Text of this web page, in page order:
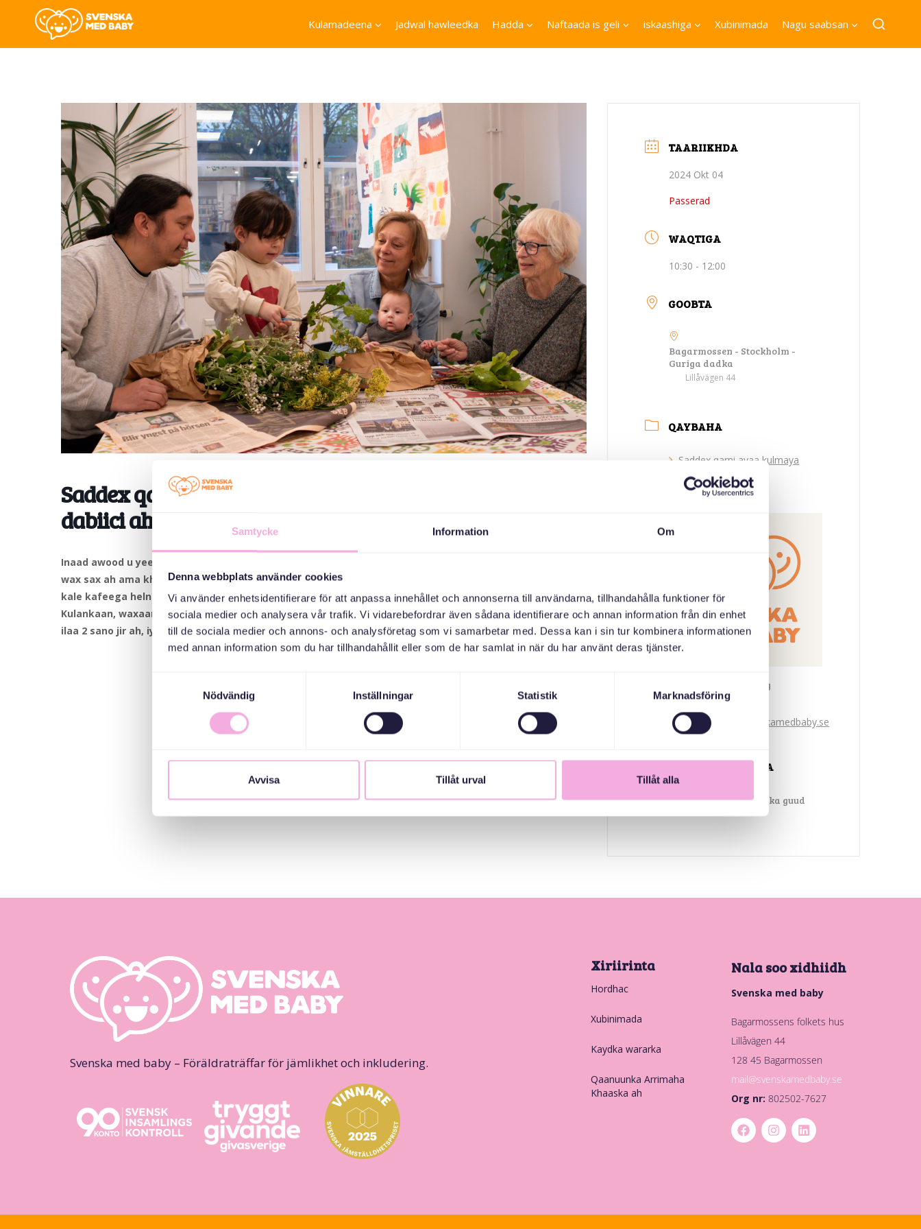
Samtycke Information Om
Denna webbplats använder cookies
Vi använder enhetsidentifierare för att anpassa innehållet och annonserna till användarna, tillhandahålla funktioner för
sociala medier och analysera vår trafik. Vi vidarebefordrar även sådana identifierare och annan information från din enhet
till de sociala medier och annons- och analysföretag som vi samarbetar med. Dessa kan i sin tur kombinera informationen
med annan information som du har tillhandahållit eller som de har samlat in när du har använt deras tjänster.
Nödvändig
Inställningar Statistik Marknadsföring
Avvisa Tillåt urval Tillåt alla
Kulamadeena Jadwal hawleedka Hadda Naftaada is geli iskaashiga Xubinimada Nagu saabsan
Saddex qarni ayaa kulmaya: Farsamooyin leh agab
dabiici ah
Inaad awood u yeelatid inaad gacmahaaga ku abuurto waxay ku habboon tahay da 'kasta oo ma jiraan
wax sax ah ama khalad ah marka aan tinkerno! Muhiimadu waa inaan wada baashaalno. Iyo in aan sidoo
kale kafeega helno, dabcan!
Kulankaan, waxaan ku soo dhaweyneynaa qoysaska dhawaan yimid ee leh caruur yar yar oo leh caruur
ilaa 2 sano jir ah, iyo sidoo kale waayeelka ku hadla luqadda Iswidhishka.
TAARIIKHDA
2024 Okt 04
Passerad
WAQTIGA
10:30 - 12:00
GOOBTA
Bagarmossen - Stockholm -
Guriga dadka
Lillåvägen 44
QAYBAHA
Saddex qarni ayaa kulmaya
ABAABULAHA
Svenska med baby
bokningen@svenskamedbaby.se
ABAABULAYAASHA
Sanduuqa dhaxalka guud
Svenska med baby – Föräldraträffar för jämlikhet och inkludering.
Xiriirinta
Hordhac
Xubinimada
Kaydka wararka
Qaanuunka Arrimaha
Khaaska ah
Nala soo xidhiidh
Svenska med baby
Bagarmossens folkets hus
Lillåvägen 44
128 45 Bagarmossen
mail@svenskamedbaby.se
Org nr: 802502-7627